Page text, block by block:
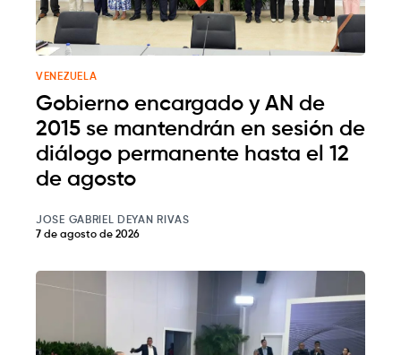
VENEZUELA
Gobierno encargado y AN de
2015 se mantendrán en sesión de
diálogo permanente hasta el 12
de agosto
JOSE GABRIEL DEYAN RIVAS
7 de agosto de 2026